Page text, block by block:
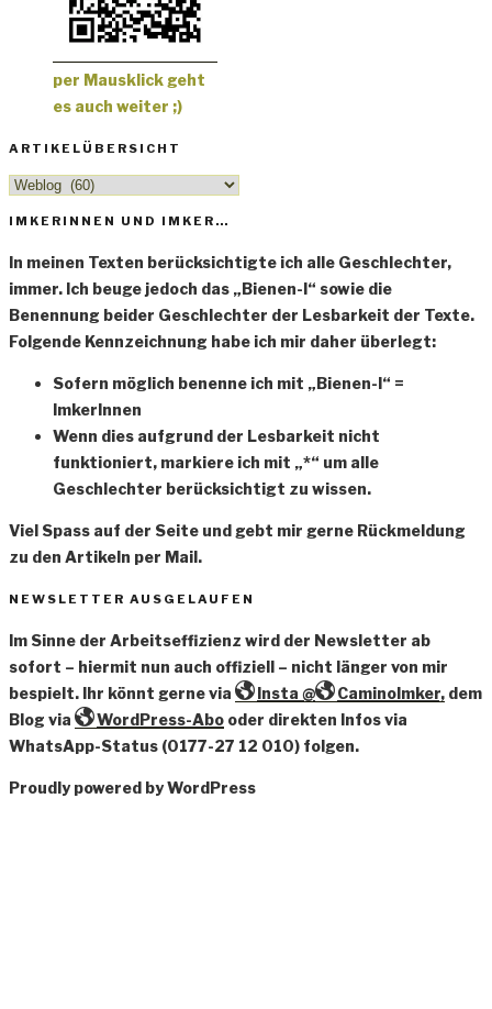
per Mausklick geht
es auch weiter ;)
ARTIKELÜBERSICHT
Artikelübersicht
IMKERINNEN UND IMKER…
In meinen Texten berücksichtigte ich alle Geschlechter,
immer. Ich beuge jedoch das „Bienen-I“ sowie die
Benennung beider Geschlechter der Lesbarkeit der Texte.
Folgende Kennzeichnung habe ich mir daher überlegt:
Sofern möglich benenne ich mit „Bienen-I“ =
ImkerInnen
Wenn dies aufgrund der Lesbarkeit nicht
funktioniert, markiere ich mit „*“ um alle
Geschlechter berücksichtigt zu wissen.
Viel Spass auf der Seite und gebt mir gerne Rückmeldung
zu den Artikeln per Mail.
NEWSLETTER AUSGELAUFEN
Im Sinne der Arbeitseffizienz wird der Newsletter ab
sofort – hiermit nun auch offiziell – nicht länger von mir
bespielt. Ihr könnt gerne via
Insta @ CaminoImker, dem
Blog via
WordPress-Abo oder direkten Infos via
WhatsApp-Status (0177-27 12 010) folgen.
Proudly powered by WordPress